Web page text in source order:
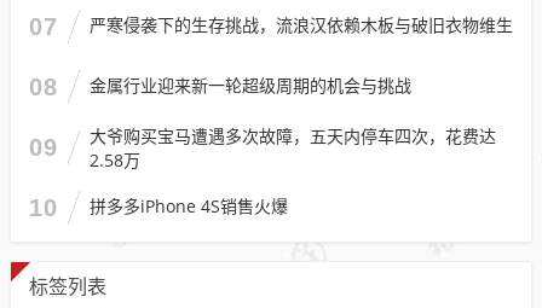
07 严寒侵袭下的生存挑战，流浪汉依赖木板与破旧衣物维生
08 金属行业迎来新一轮超级周期的机会与挑战
09
大爷购买宝马遭遇多次故障，五天内停车四次，花费达
2.58万
10 拼多多iPhone 4S销售火爆
标签列表